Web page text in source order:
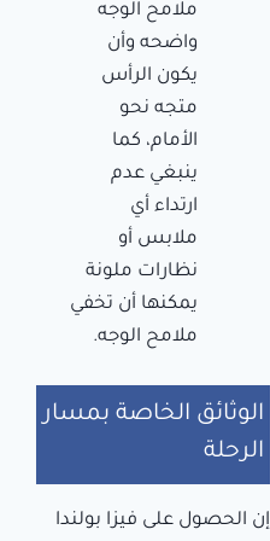
ملامح الوجه
واضحه وأن
يكون الرأس
متجه نحو
الأمام، كما
ينبغي عدم
ارتداء أي
ملابس أو
نظارات ملونة
يمكنها أن تخفي
ملامح الوجه.
الوثائق الخاصة بمسار
الرحلة
إن الحصول على فيزا بولندا